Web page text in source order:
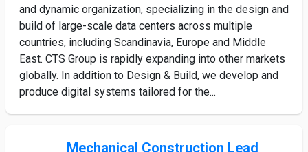
and dynamic organization, specializing in the design and
build of large-scale data centers across multiple
countries, including Scandinavia, Europe and Middle
East. CTS Group is rapidly expanding into other markets
globally. In addition to Design & Build, we develop and
produce digital systems tailored for the...
Mechanical Construction Lead